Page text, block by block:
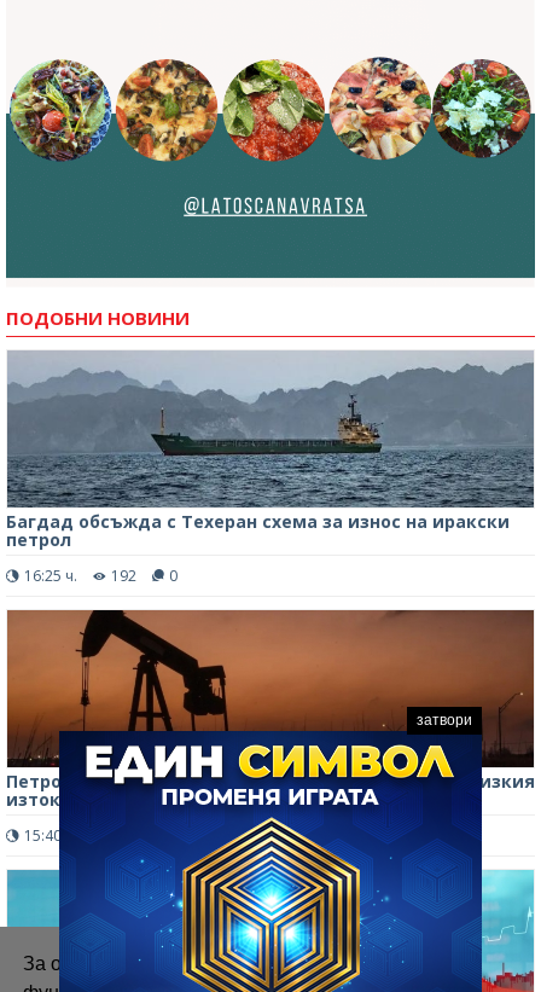
За осигуряване на правилното
ПОДОБНИ НОВИНИ
Багдад обсъжда с Техеран схема за износ на иракски
петрол
16:25 ч. 192 0
Петролът поевтинява на фона на оптимизма за Близкия
изток
15:40 ч. 214 0
затвори